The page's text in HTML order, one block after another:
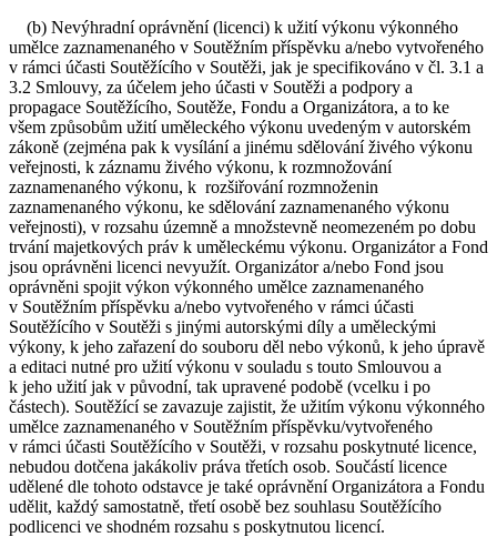
(b) Nevýhradní oprávnění (licenci) k užití výkonu výkonného
umělce zaznamenaného v Soutěžním příspěvku a/nebo vytvořeného
v rámci účasti Soutěžícího v Soutěži, jak je specifikováno v čl. 3.1 a
3.2 Smlouvy, za účelem jeho účasti v Soutěži a podpory a
propagace Soutěžícího, Soutěže, Fondu a Organizátora, a to ke
všem způsobům užití uměleckého výkonu uvedeným v autorském
zákoně (zejména pak k vysílání a jinému sdělování živého výkonu
veřejnosti, k záznamu živého výkonu, k rozmnožování
zaznamenaného výkonu, k rozšiřování rozmnoženin
zaznamenaného výkonu, ke sdělování zaznamenaného výkonu
veřejnosti), v rozsahu územně a množstevně neomezeném po dobu
trvání majetkových práv k uměleckému výkonu. Organizátor a Fond
jsou oprávněni licenci nevyužít. Organizátor a/nebo Fond jsou
oprávněni spojit výkon výkonného umělce zaznamenaného
v Soutěžním příspěvku a/nebo vytvořeného v rámci účasti
Soutěžícího v Soutěži s jinými autorskými díly a uměleckými
výkony, k jeho zařazení do souboru děl nebo výkonů, k jeho úpravě
a editaci nutné pro užití výkonu v souladu s touto Smlouvou a
k jeho užití jak v původní, tak upravené podobě (vcelku i po
částech). Soutěžící se zavazuje zajistit, že užitím výkonu výkonného
umělce zaznamenaného v Soutěžním příspěvku/vytvořeného
v rámci účasti Soutěžícího v Soutěži, v rozsahu poskytnuté licence,
nebudou dotčena jakákoliv práva třetích osob. Součástí licence
udělené dle tohoto odstavce je také oprávnění Organizátora a Fondu
udělit, každý samostatně, třetí osobě bez souhlasu Soutěžícího
podlicenci ve shodném rozsahu s poskytnutou licencí.